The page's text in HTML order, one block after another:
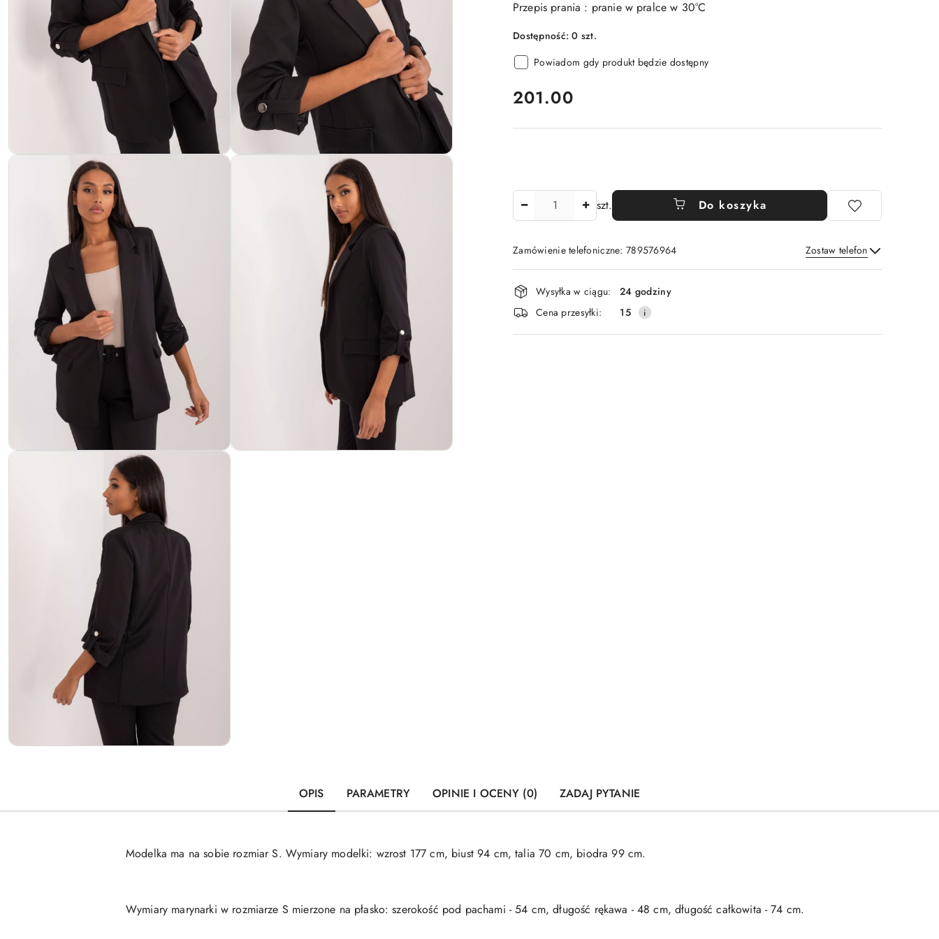
Przepis prania : pranie w pralce w 30°C
Dostępność:0 szt.
Powiadom gdy produkt będzie dostępny
cena:
201.00
szt. Do koszyka
Zamówienie telefoniczne: 789576964 Zostaw telefon
Wyślij
Dostępność
i
dostawa
Wysyłka w ciągu:
24 godziny
Cena przesyłki:
15
OPIS PARAMETRY OPINIE I OCENY (0) ZADAJ PYTANIE
Modelka ma na sobie rozmiar S. Wymiary modelki: wzrost 177 cm, biust 94 cm, talia 70 cm, biodra 99 cm.
Wymiary marynarki w rozmiarze S mierzone na płasko: szerokość pod pachami - 54 cm, długość rękawa - 48 cm, długość całkowita - 74 cm.